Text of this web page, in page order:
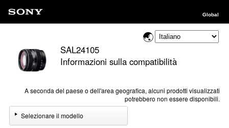
Global
SAL24105
Informazioni sulla compatibilità
A seconda del paese o dell'area geografica, alcuni prodotti visualizzati
potrebbero non essere disponibili.
Selezionare il modello